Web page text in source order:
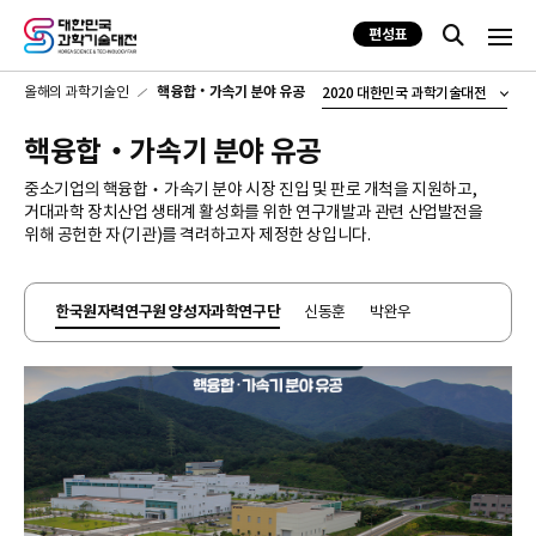
2020 대한민국 과학기술대전
편성표
올해의 과학기술인 핵융합‧가속기 분야 유공
핵융합‧가속기 분야 유공
중소기업의 핵융합‧가속기 분야 시장 진입 및 판로 개척을 지원하고,
거대과학 장치산업 생태계 활성화를 위한 연구개발과 관련 산업발전을
위해 공헌한 자(기관)를 격려하고자 제정한 상입니다.
한국원자력연구원 양성자과학연구단 신동훈 박완우